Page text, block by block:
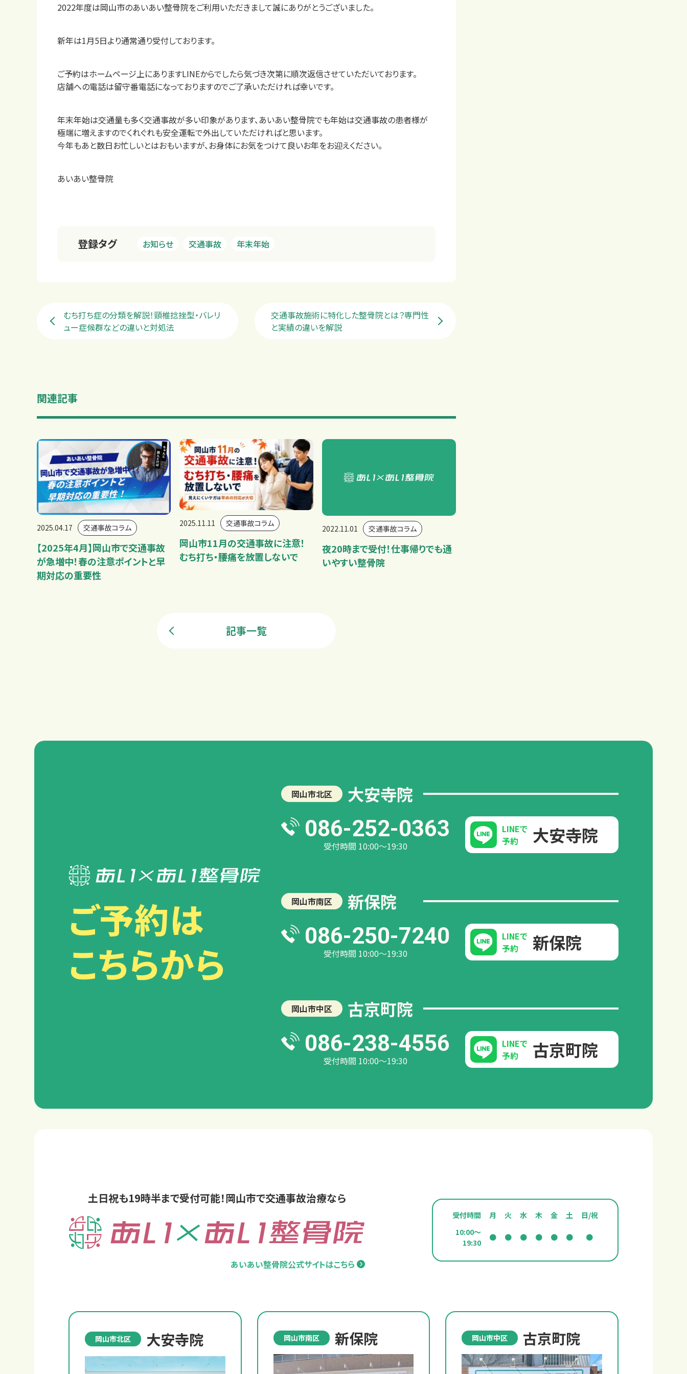
2022年度は岡山市のあいあい整骨院をご利用いただきまして誠にありがとうございました。
新年は1月5日より通常通り受付しております。
ご予約はホームページ上にありますLINEからでしたら気づき次第に順次返信させていただいております。
店舗への電話は留守番電話になっておりますのでご了承いただければ幸いです。
年末年始は交通量も多く交通事故が多い印象があります、あいあい整骨院でも年始は交通事故の患者様が
極端に増えますのでくれぐれも安全運転で外出していただければと思います。
今年もあと数日お忙しいとはおもいますが、お身体にお気をつけて良いお年をお迎えください。
あいあい整骨院
登録タグ お知らせ 交通事故 年末年始
交通事故施術に特化した整骨院とは？専門性
と実績の違いを解説
むち打ち症の分類を解説！頸椎捻挫型・バレリ
ュー症候群などの違いと対処法
関連記事
2025.04.17 交通事故コラム
【2025年4月】岡山市で交通事故
が急増中！春の注意ポイントと早
期対応の重要性
2025.11.11 交通事故コラム
岡山市11月の交通事故に注意！
むち打ち・腰痛を放置しないで
2022.11.01 交通事故コラム
夜20時まで受付！仕事帰りでも通
いやすい整骨院
記事一覧
ご予約は
こちらから
岡山市北区 大安寺院
086-252-0363
受付時間 10:00～19:30
LINEで
予約
大安寺院
岡山市南区 新保院
086-250-7240
受付時間 10:00～19:30
LINEで
予約
新保院
岡山市中区 古京町院
086-238-4556
受付時間 10:00～19:30
LINEで
予約
古京町院
土日祝も19時半まで受付可能！岡山市で交通事故治療なら
あいあい整骨院公式サイトはこちら
受付時間 月 火 水 木 金 土
日/祝
10:00～
19:30
● ● ● ● ● ● ●
岡山市北区 大安寺院 岡山市南区 新保院 岡山市中区 古京町院